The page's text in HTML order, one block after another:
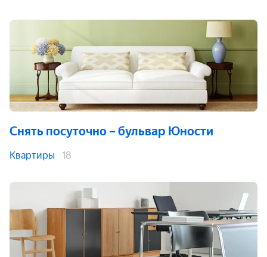
Снять посуточно – бульвар Юности
Квартиры 18